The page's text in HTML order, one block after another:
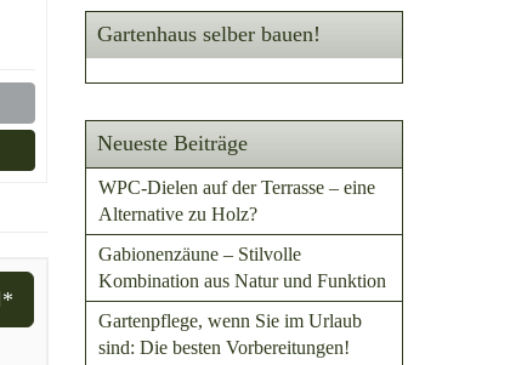
*
Gartenhaus selber bauen!
Neueste Beiträge
WPC-Dielen auf der Terrasse – eine
Alternative zu Holz?
Gabionenzäune – Stilvolle
Kombination aus Natur und Funktion
Gartenpflege, wenn Sie im Urlaub
sind: Die besten Vorbereitungen!